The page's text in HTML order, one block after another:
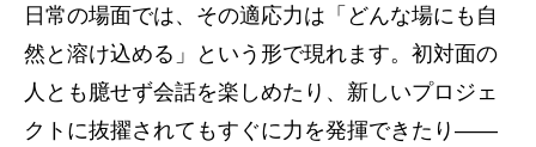
日常の場面では、その適応力は「どんな場にも自
然と溶け込める」という形で現れます。初対面の
人とも臆せず会話を楽しめたり、新しいプロジェ
クトに抜擢されてもすぐに力を発揮できたり――